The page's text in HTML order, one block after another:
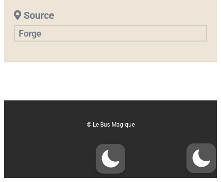
Source
Forge
© Le Bus Magique